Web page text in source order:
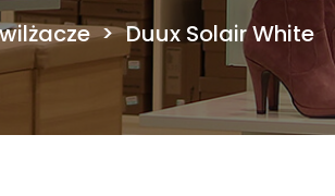
> Duux Solair White